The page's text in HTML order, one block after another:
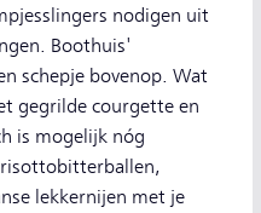
nodigen uit
Boothuis'
schepje bovenop. Wat
gegrilde courgette en
is mogelijk nóg
lekkernijen met je